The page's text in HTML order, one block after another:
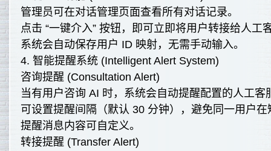
管理员可在对话管理页面查看所有对话记录。
点击 “一键介入” 按钮，即可立即将用户转接给人工
系统会自动保存用户 ID 映射，无需手动输入。
4. 智能提醒系统 (Intelligent Alert System)
咨询提醒 (Consultation Alert)
当有用户咨询 AI 时，系统会自动提醒配置的人工客
可设置提醒间隔（默认 30 分钟），避免同一用户
提醒消息内容可自定义。
转接提醒 (Transfer Alert)